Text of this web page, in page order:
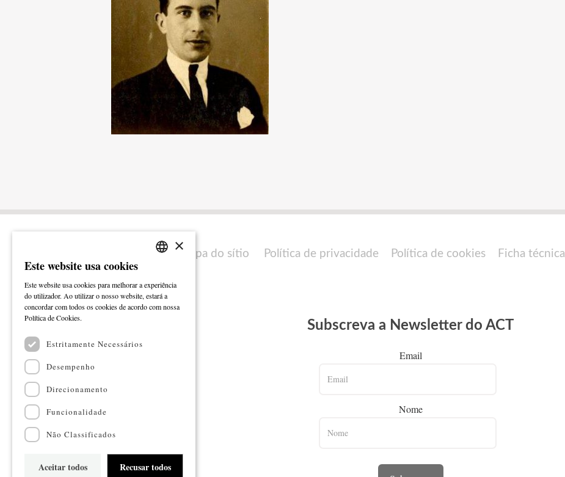
Mapa do sítio Política de privacidade Política de cookies Ficha técnica
Subscreva a Newsletter do ACT
Email
Nome
ENGLISH
×
Este website usa cookies
Este website usa cookies para melhorar a experiência
do utilizador. Ao utilizar o nosso website, estará a
concordar com todos os cookies de acordo com nossa
Política de Cookies.
Estritamente Necessários
Desempenho
Direcionamento
Funcionalidade
Não Classificados
Aceitar todos Recusar todos